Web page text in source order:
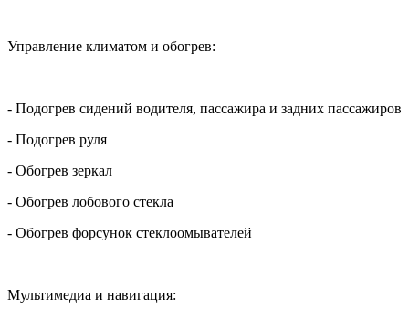
Управление климатом и обогрев:
- Подогрев сидений водителя, пассажира и задних пассажиров
- Подогрев руля
- Обогрев зеркал
- Обогрев лобового стекла
- Обогрев форсунок стеклоомывателей
Мультимедиа и навигация: